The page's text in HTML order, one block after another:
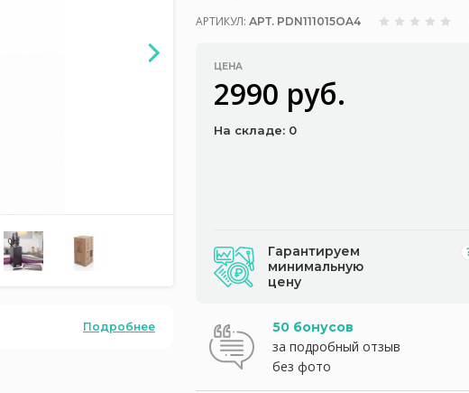
Подробнее
АРТИКУЛ: АРТ. PDN111015OA4
ЦЕНА
2990 руб.
На складе: 0
Гарантируем
минимальную
цену
50 бонусов
за подробный отзыв
без фото